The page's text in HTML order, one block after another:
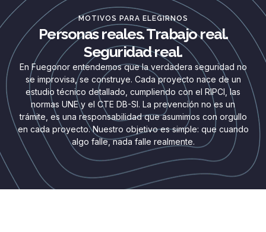
MOTIVOS PARA ELEGIRNOS
Personas reales. Trabajo real.
Seguridad real.
En Fuegonor entendemos que la verdadera seguridad no
se improvisa, se construye. Cada proyecto nace de un
estudio técnico detallado, cumpliendo con el RIPCI, las
normas UNE y el CTE DB-SI. La prevención no es un
trámite, es una responsabilidad que asumimos con orgullo
en cada proyecto. Nuestro objetivo es simple: que cuando
algo falle, nada falle realmente.